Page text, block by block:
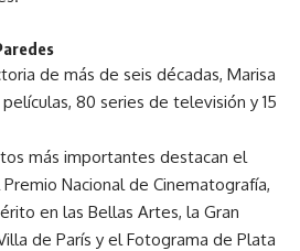
de más de seis décadas, Marisa
80 series de televisión y 15
más importantes destacan el
Nacional de Cinematografía,
en las Bellas Artes, la Gran
de París y el Fotograma de Plata